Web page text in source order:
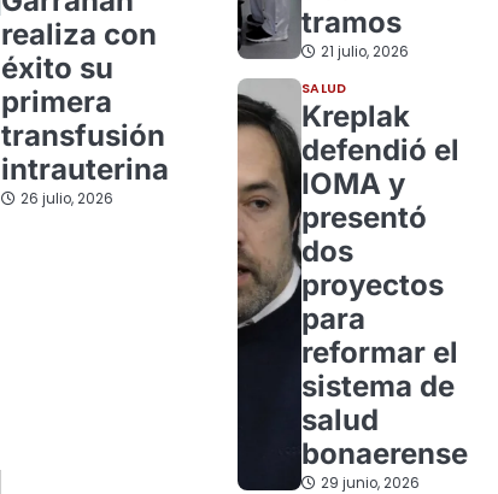
realiza con
éxito su
primera
transfusión
intrauterina
26 julio, 2026
tramos
21 julio, 2026
SALUD
Kreplak
defendió el
IOMA y
presentó
dos
proyectos
para
reformar el
sistema de
salud
bonaerense
29 junio, 2026